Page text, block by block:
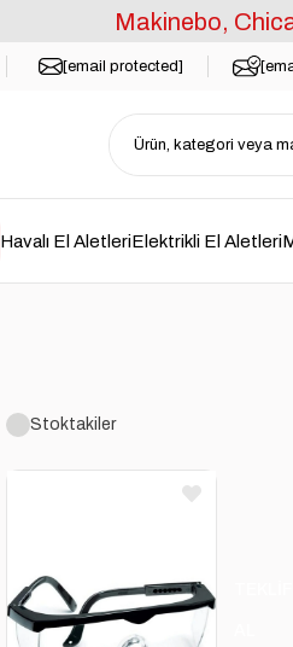
Makinebo,
[email protected]
Havalı El AletleriElektrikli El Aletleri
Stoktakiler